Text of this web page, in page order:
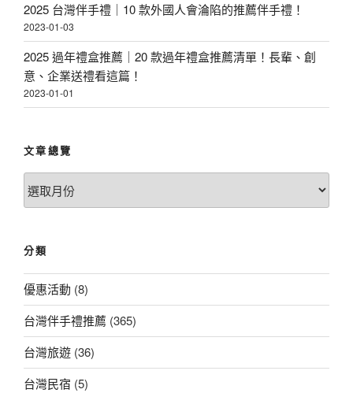
2025 台灣伴手禮｜10 款外國人會淪陷的推薦伴手禮！
2023-01-03
2025 過年禮盒推薦｜20 款過年禮盒推薦清單！長輩、創
意、企業送禮看這篇！
2023-01-01
文章總覽
文
章
分類
優惠活動 (8)
台灣伴手禮推薦 (365)
台灣旅遊 (36)
台灣民宿 (5)